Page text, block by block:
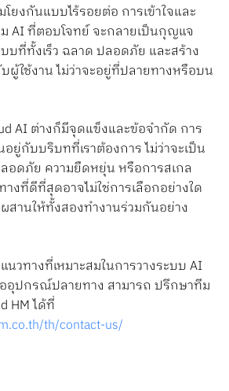
ยงกันแบบไร้รอยต่อ การเข้าใจและ
AI ที่ตอบโจทย์ จะกลายเป็นกุญแจ
บที่ทั้งเร็ว ฉลาด ปลอดภัย และสร้าง
ใช้งาน ไม่ว่าจะอยู่ที่ปลายทางหรือบน
AI ต่างก็มีจุดแข็งและข้อจำกัด การ
ยู่กับบริบทที่เราต้องการ ไม่ว่าจะเป็น
ลอดภัย ความยืดหยุ่น หรือการสเกล
งที่ดีที่สุดอาจไม่ใช่การเลือกอย่างใด
สานให้ทั้งสองทำงานร่วมกันอย่าง
วทางที่เหมาะสมในการวางระบบ AI
อุปกรณ์ปลายทาง สามารถ ปรึกษาทีม
HM ได้ที่
th/contact-us/